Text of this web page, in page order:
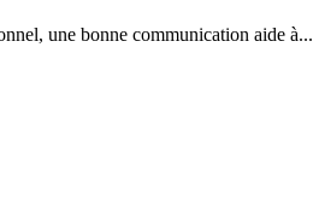
une bonne communication aide à...